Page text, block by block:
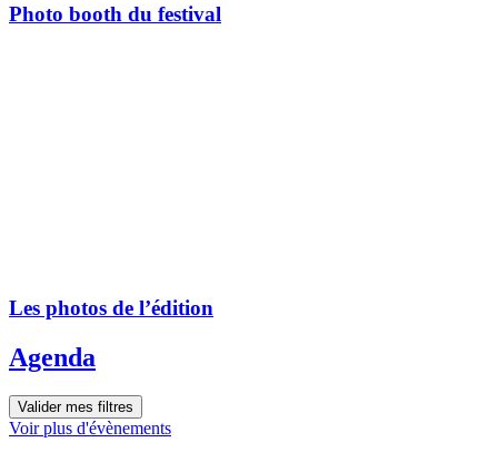
Photo booth du festival
Les photos de l’édition
Agenda
Valider mes filtres
Voir plus d'évènements